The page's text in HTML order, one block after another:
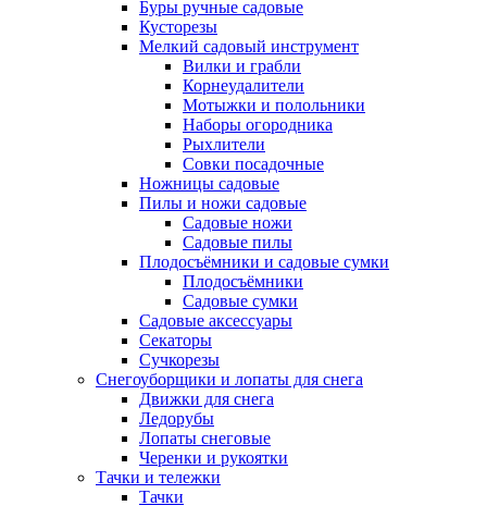
Буры ручные садовые
Кусторезы
Мелкий садовый инструмент
Вилки и грабли
Корнеудалители
Мотыжки и полольники
Наборы огородника
Рыхлители
Совки посадочные
Ножницы садовые
Пилы и ножи садовые
Садовые ножи
Садовые пилы
Плодосъёмники и садовые сумки
Плодосъёмники
Садовые сумки
Садовые аксессуары
Секаторы
Сучкорезы
Снегоуборщики и лопаты для снега
Движки для снега
Ледорубы
Лопаты снеговые
Черенки и рукоятки
Тачки и тележки
Тачки